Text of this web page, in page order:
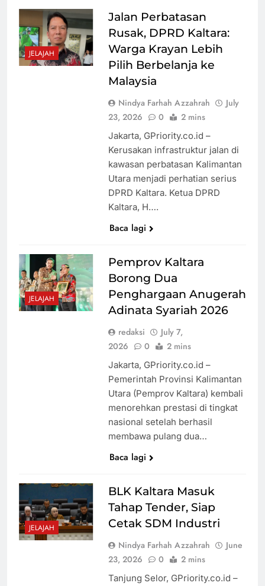
Pabrik dari
Thailand ke
Indonesia
Gas Melon
Langka,
Pemkot
Parepare dan
Sidak
Pangkalan
Kualitas
Pendidikan,
Naikkan Gaji
36.000 Guru
Ariana Grande
Pilih Hiatus
Usai Netizen
Sebut Fisiknya
Keluhkan
Kamar RS di
Medsos
Media Asing
Kembali Soroti
Pemerintahan
Prabowo,
Disebut Akan
Bangkrut
Melamar Kerja
Secara Online,
Waspada
TPPO Digital!
JELAJAH
Jalan Perbatasan
Rusak, DPRD Kaltara:
Warga Krayan Lebih
Pilih Berbelanja ke
Malaysia
Nindya Farhah Azzahrah
July
23, 2026
0 2 mins
Jakarta, GPriority.co.id –
Kerusakan infrastruktur jalan di
kawasan perbatasan Kalimantan
Utara menjadi perhatian serius
DPRD Kaltara. Ketua DPRD
Kaltara, H….
Baca lagi
JELAJAH
Pemprov Kaltara
Borong Dua
Penghargaan Anugerah
Adinata Syariah 2026
redaksi
July 7,
2026
0 2 mins
Jakarta, GPriority.co.id –
Pemerintah Provinsi Kalimantan
Utara (Pemprov Kaltara) kembali
menorehkan prestasi di tingkat
nasional setelah berhasil
membawa pulang dua…
Baca lagi
JELAJAH
BLK Kaltara Masuk
Tahap Tender, Siap
Cetak SDM Industri
Nindya Farhah Azzahrah
June
23, 2026
0 2 mins
Tanjung Selor, GPriority.co.id –